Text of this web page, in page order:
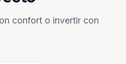
confort o invertir con